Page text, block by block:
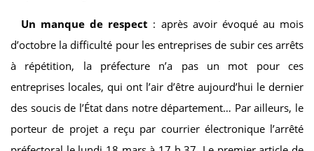
Un manque de respect : après avoir évoqué au mois
d’octobre la difficulté pour les entreprises de subir ces arrêts
à répétition, la préfecture n’a pas un mot pour ces
entreprises locales, qui ont l’air d’être aujourd’hui le dernier
des soucis de l’État dans notre département… Par ailleurs, le
porteur de projet a reçu par courrier électronique l’arrêté